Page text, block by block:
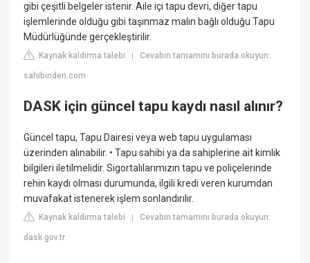
gibi çeşitli belgeler istenir. Aile içi tapu devri, diğer tapu
işlemlerinde olduğu gibi taşınmaz malın bağlı olduğu Tapu
Müdürlüğünde gerçekleştirilir.
Kaynak kaldırma talebi |Cevabın tamamını burada okuyun:
sahibinden.com
DASK için güncel tapu kaydı nasıl alınır?
Güncel tapu, Tapu Dairesi veya web tapu uygulaması
üzerinden alınabilir. • Tapu sahibi ya da sahiplerine ait kimlik
bilgileri iletilmelidir. Sigortalılarımızın tapu ve poliçelerinde
rehin kaydı olması durumunda, ilgili kredi veren kurumdan
muvafakat istenerek işlem sonlandırılır.
Kaynak kaldırma talebi |Cevabın tamamını burada okuyun:
dask.gov.tr